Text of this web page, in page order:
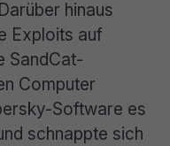
hinaus
Exploits auf
SandCat-
Computer
Software es
schnappte sich